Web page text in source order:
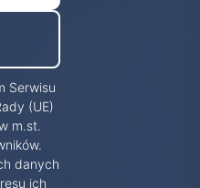
Serwisu
(UE)
m.st.
danych
ich